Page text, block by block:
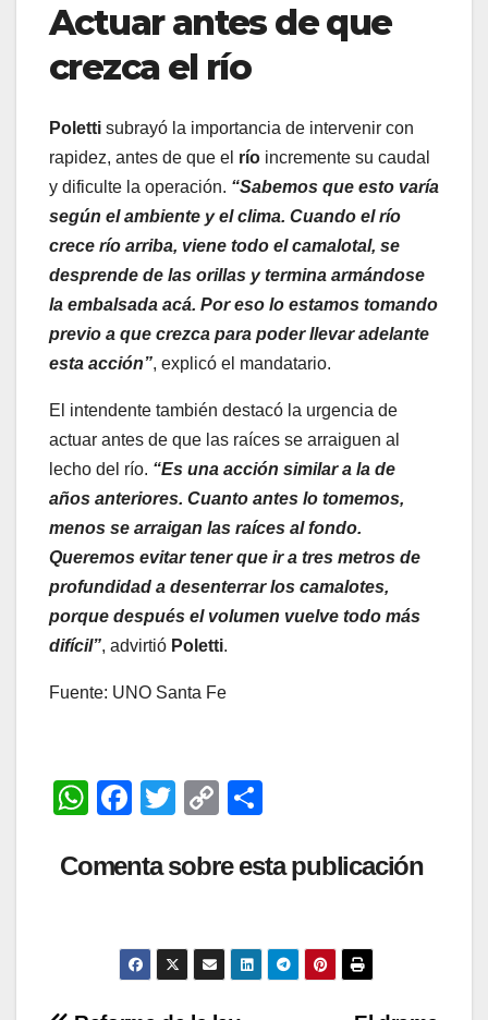
Actuar antes de que
crezca el río
Poletti subrayó la importancia de intervenir con
rapidez, antes de que el río incremente su caudal
y dificulte la operación. “Sabemos que esto varía
según el ambiente y el clima. Cuando el río
crece río arriba, viene todo el camalotal, se
desprende de las orillas y termina armándose
la embalsada acá. Por eso lo estamos tomando
previo a que crezca para poder llevar adelante
esta acción”, explicó el mandatario.
El intendente también destacó la urgencia de
actuar antes de que las raíces se arraiguen al
lecho del río. “Es una acción similar a la de
años anteriores. Cuanto antes lo tomemos,
menos se arraigan las raíces al fondo.
Queremos evitar tener que ir a tres metros de
profundidad a desenterrar los camalotes,
porque después el volumen vuelve todo más
difícil”, advirtió Poletti.
Fuente: UNO Santa Fe
W
at
p
F
c
b
o
T
tt
C
p
Li
n
m
ar
tir
Comenta sobre esta publicación